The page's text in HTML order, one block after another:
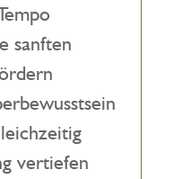
sanften
vertiefen